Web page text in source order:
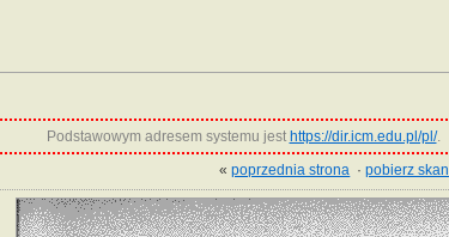
Podstawowym adresem systemu jest https://dir.icm.edu.pl/pl/.
«poprzednia strona ·pobierz skan